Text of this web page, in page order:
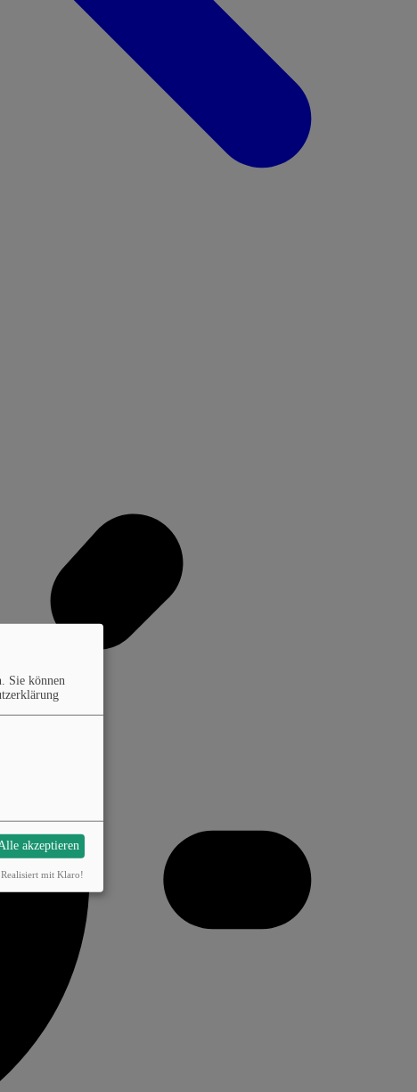
Sie können
akzeptieren
Realisiert mit Klaro!